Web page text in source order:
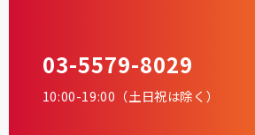
03-5579-8029
10:00-19:00（土日祝は除く）